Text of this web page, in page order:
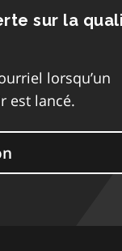
sur la
lorsqu’un
est lancé.